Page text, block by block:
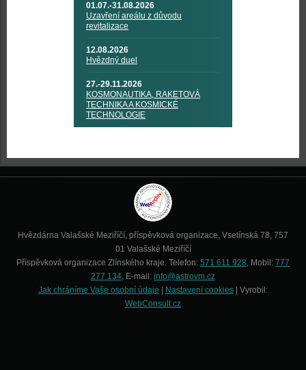
01.07.-31.08.2026
Uzavření areálu z důvodu
revitalizace
12.08.2026
Hvězdný duel
27.-29.11.2026
KOSMONAUTIKA, RAKETOVÁ
TECHNIKA A KOSMICKÉ
TECHNOLOGIE
Hvězdárna Valašské Meziříčí, příspěvková organizace, Vsetínská 78, 757
01 Valašské Meziříčí
Příspěvková organizace Zlínského kraje. Telefon: 571 611 928, Mobil: 777
277 134, E-mail: info@astrovm.cz
Jak chráníme Vaše osobní údaje
Nastavení cookies | Vyrobil:
WebConsult.cz